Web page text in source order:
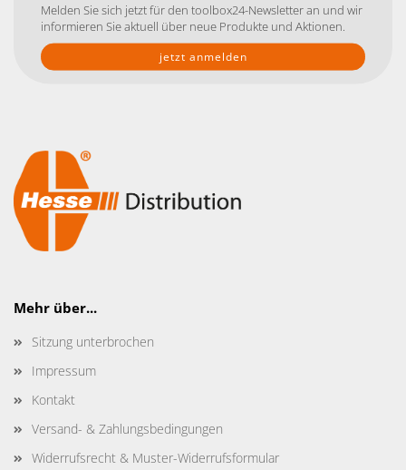
Addresse
Melden Sie sich jetzt für den toolbox24-Newsletter an und wir
informieren Sie aktuell über neue Produkte und Aktionen.
Mehr über...
Sitzung unterbrochen
Impressum
Kontakt
Versand- & Zahlungsbedingungen
Widerrufsrecht & Muster-Widerrufsformular